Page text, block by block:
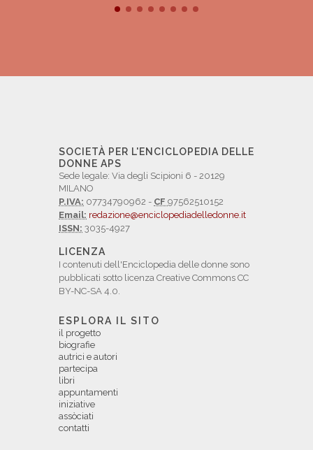
SOCIETÀ PER L'ENCICLOPEDIA DELLE
DONNE APS
Sede legale: Via degli Scipioni 6 - 20129
MILANO
P.IVA: 07734790962 - CF 97562510152
Email: redazione@enciclopediadelledonne.it
ISSN: 3035-4927
LICENZA
I contenuti dell'Enciclopedia delle donne sono
pubblicati sotto licenza Creative Commons CC
BY-NC-SA 4.0.
ESPLORA IL SITO
il progetto
biografie
autrici e autori
partecipa
libri
appuntamenti
iniziative
assòciati
contatti